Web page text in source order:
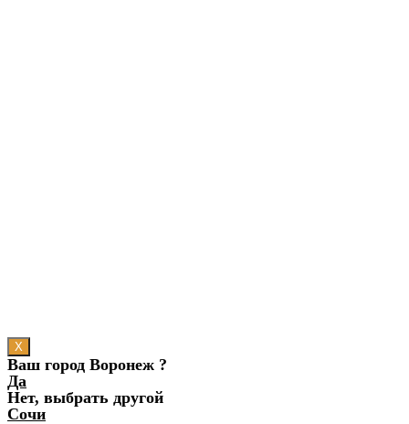
X
Ваш город Воронеж ?
Да
Нет, выбрать другой
Сочи